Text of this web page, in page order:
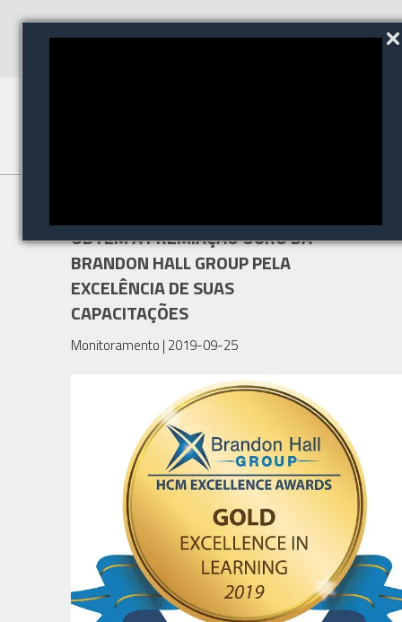
OBTÉM A PREMIAÇÃO OURO DA
BRANDON HALL GROUP PELA
EXCELÊNCIA DE SUAS
CAPACITAÇÕES
Monitoramento | 2019-09-25